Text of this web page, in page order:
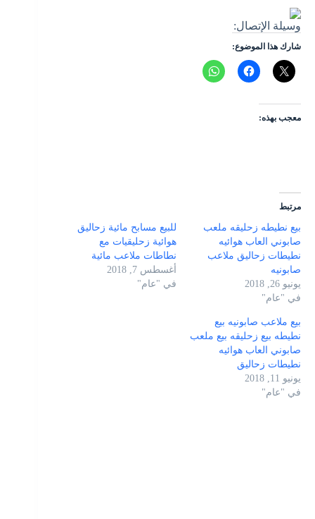
وسيلة الإتصال:
شارك هذا الموضوع:
معجب بهذه:
مرتبط
بيع نطيطه زحليقه ملعب
صابوني العاب هوائيه
نطيطات زحاليق ملاعب
صابونيه
يونيو 26, 2018
في "عام"
للبيع مسابح مائية زحاليق
هوائية زحليقيات مع
نطاطات ملاعب مائية
أغسطس 7, 2018
في "عام"
بيع ملاعب صابونيه بيع
نطيطه بيع زحليقه بيع ملعب
صابوني العاب هوائيه
نطيطات زحاليق
يونيو 11, 2018
في "عام"